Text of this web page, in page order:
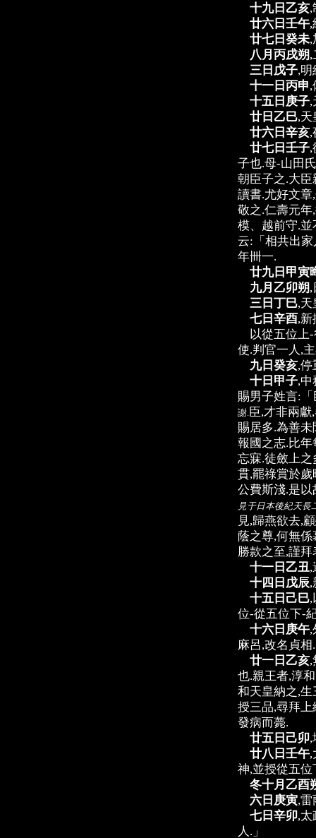
十九日乙亥,
廿六日壬午,
廿七日癸未,
八月丙戌朔,
三日戊子,明
十一日丙申,
十五日庚子,
廿日乙巳,天
廿六日辛亥,
廿七日壬子,
子也.母-山田
朝臣子之.大
讀書.尤好文
敬之.仁壽元
模、越前守.
云:「相共出
年卌一.
廿九日甲寅
九月乙卯朔,
三日丁巳,天
七日辛酉,新
以從五位上-
使.判官一人,
九日癸亥,停
十日甲子,中
賜男子姓言:
謝.臣,才非兩
賜居多.為善
報國之志.比
忘寐.徒斂上
貫,罷祿賞於
公費斯淺.是
見于日本後紀天長
見,歸燕欲去,
蔭之尊,何無
勝款之至,謹
十一日乙丑,
十四日戊辰,
十五日己巳,
位-從五位下-
十六日庚午,
麻呂,改名貞相.
廿一日乙亥,
也.親王者,淳
和天皇納之,
授三品,尋拜
發病而薨.
廿五日己卯,
廿八日壬午,
神,並授從五位
冬十月乙酉
六日庚寅,雷
七日辛卯,太
人.」